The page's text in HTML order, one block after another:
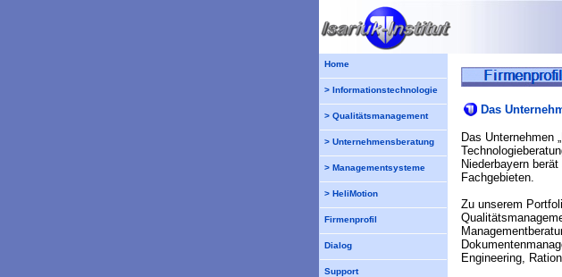
Home
> Informationstechnologie
> Qualitätsmanagement
> Unternehmensberatung
> Managementsysteme
> HeliMotion
Firmenprofil
Dialog
Support
Das
Das Unternehmen „
Niederbayern
Fachgebieten.
Zu unserem
Engineering,